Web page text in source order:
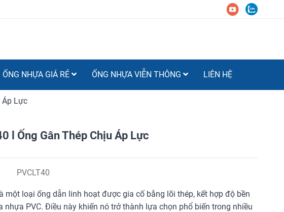
ỐNG NHỰA GIÁ RẺ ỐNG NHỰA VIỄN THÔNG LIÊN HỆ
Áp Lực
l Ống Gân Thép Chịu Áp Lực
PVCLT40
một loại ống dẫn linh hoạt được gia cố bằng lõi thép, kết hợp độ bền
nhựa PVC. Điều này khiến nó trở thành lựa chọn phổ biến trong nhiều